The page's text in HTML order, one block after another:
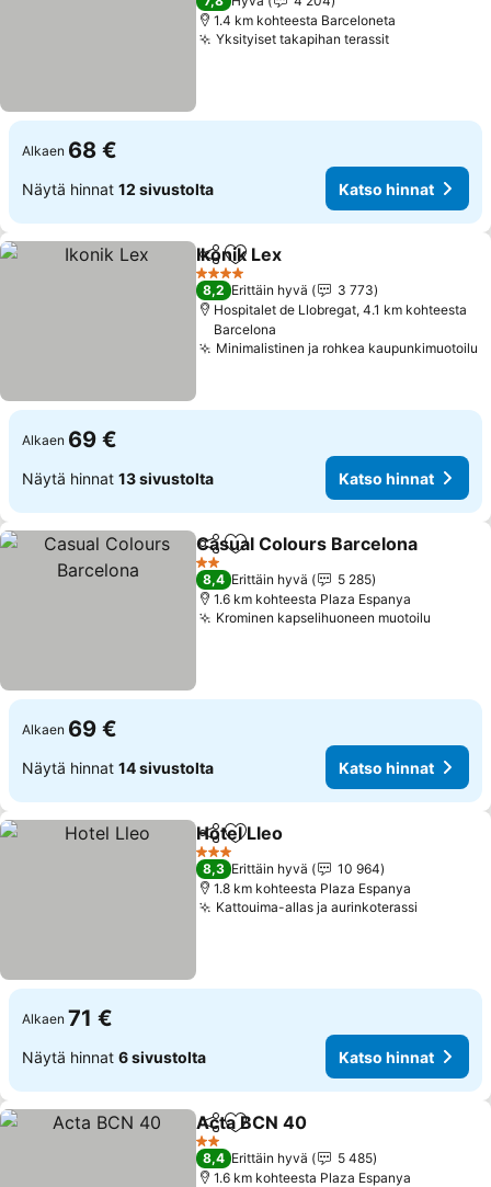
1.4 km kohteesta Barceloneta
Yksityiset takapihan terassit
Alkaen 68 €
Näytä hinnat 12 sivustolta Katso hinnat
Jaa Lisää suosikkeihin
Ikonik Lex
4 Tähtiluokitus
8,2 Erittäin hyvä
3 773
Hospitalet de Llobregat, 4.1 km kohteesta
Barcelona
Minimalistinen ja rohkea kaupunkimuotoilu
Alkaen 69 €
Näytä hinnat 13 sivustolta Katso hinnat
Jaa Lisää suosikkeihin
Casual Colours Barcelona
2 Tähtiluokitus
8,4 Erittäin hyvä
5 285
1.6 km kohteesta Plaza Espanya
Krominen kapselihuoneen muotoilu
Alkaen 69 €
Näytä hinnat 14 sivustolta Katso hinnat
Jaa Lisää suosikkeihin
Hotel Lleo
3 Tähtiluokitus
8,3 Erittäin hyvä
10 964
1.8 km kohteesta Plaza Espanya
Kattouima-allas ja aurinkoterassi
Alkaen 71 €
Näytä hinnat 6 sivustolta Katso hinnat
Jaa Lisää suosikkeihin
Acta BCN 40
2 Tähtiluokitus
8,4 Erittäin hyvä
5 485
1.6 km kohteesta Plaza Espanya